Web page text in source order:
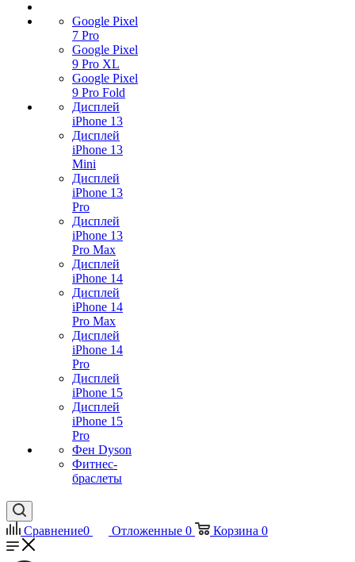
Google Pixel
7 Pro
Google Pixel
9 Pro XL
Google Pixel
9 Pro Fold
Дисплей
iPhone 13
Дисплей
iPhone 13
Mini
Дисплей
iPhone 13
Pro
Дисплей
iPhone 13
Pro Max
Дисплей
iPhone 14
Дисплей
iPhone 14
Pro Max
Дисплей
iPhone 14
Pro
Дисплей
iPhone 15
Дисплей
iPhone 15
Pro
Фен Dyson
Фитнес-
браслеты
Сравнение0 Отложенные 0 Корзина 0